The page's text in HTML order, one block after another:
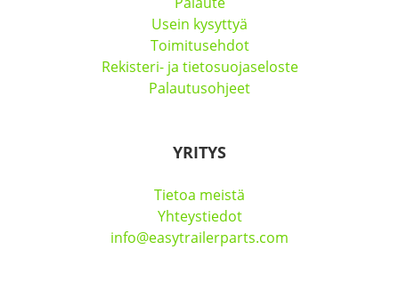
Usein kysyttyä
Toimitusehdot
Rekisteri- ja tietosuojaseloste
Palautusohjeet
YRITYS
Tietoa meistä
Yhteystiedot
info@easytrailerparts.com